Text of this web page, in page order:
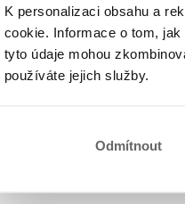
K personalizaci obsahu a
cookie. Informace o tom,
tyto údaje mohou
používáte jejich služby.
Odmítnout